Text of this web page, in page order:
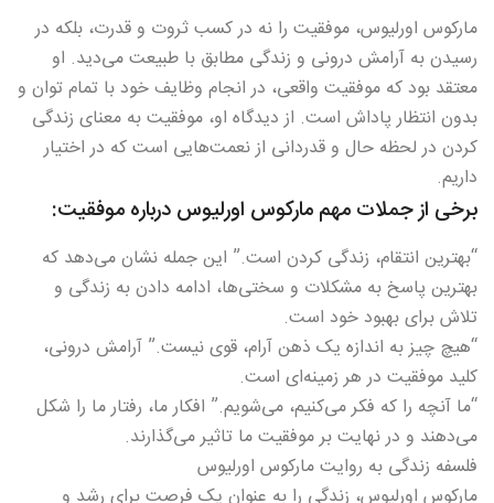
مارکوس اورلیوس، موفقیت را نه در کسب ثروت و قدرت، بلکه در
رسیدن به آرامش درونی و زندگی مطابق با طبیعت می‌دید. او
معتقد بود که موفقیت واقعی، در انجام وظایف خود با تمام توان و
بدون انتظار پاداش است. از دیدگاه او، موفقیت به معنای زندگی
کردن در لحظه حال و قدردانی از نعمت‌هایی است که در اختیار
داریم.
برخی از جملات مهم مارکوس اورلیوس درباره موفقیت:
“بهترین انتقام، زندگی کردن است.” این جمله نشان می‌دهد که
بهترین پاسخ به مشکلات و سختی‌ها، ادامه دادن به زندگی و
تلاش برای بهبود خود است.
“هیچ چیز به اندازه یک ذهن آرام، قوی نیست.” آرامش درونی،
کلید موفقیت در هر زمینه‌ای است.
“ما آنچه را که فکر می‌کنیم، می‌شویم.” افکار ما، رفتار ما را شکل
می‌دهند و در نهایت بر موفقیت ما تاثیر می‌گذارند.
فلسفه زندگی به روایت مارکوس اورلیوس